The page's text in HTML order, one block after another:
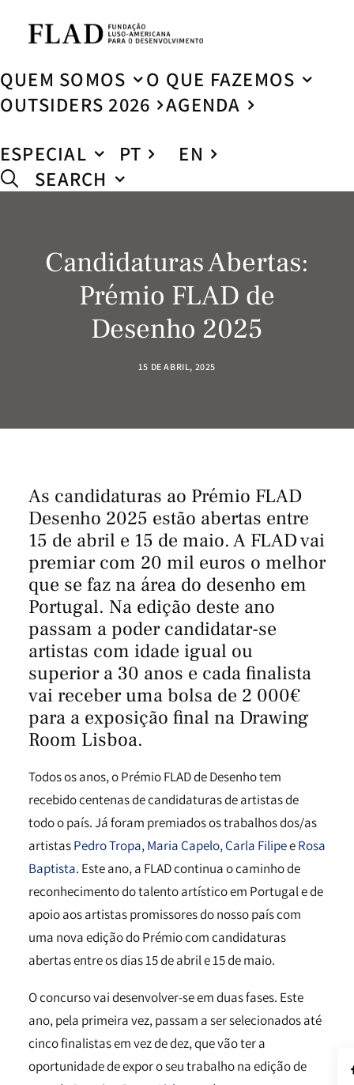
QUEM SOMOS
O QUE FAZEMOS
OUTSIDERS 2026
AGENDA
ESPECIAL
PT
EN
SEARCH
Candidaturas Abertas:
Prémio FLAD de
Desenho 2025
15 DE ABRIL, 2025
As candidaturas ao Prémio FLAD
Desenho 2025 estão abertas entre
15 de abril e 15 de maio. A FLAD vai
premiar com 20 mil euros o melhor
que se faz na área do desenho em
Portugal. Na edição deste ano
passam a poder candidatar-se
artistas com idade igual ou
superior a 30 anos e cada finalista
vai receber uma bolsa de 2 000€
para a exposição final na Drawing
Room Lisboa.
Todos os anos, o Prémio FLAD de Desenho tem
recebido centenas de candidaturas de artistas de
todo o país. Já foram premiados os trabalhos dos/as
artistasPedro Tropa,Maria Capelo,Carla FilipeeRosa
Baptista. Este ano, a FLAD continua o caminho de
reconhecimento do talento artístico em Portugal e de
apoio aos artistas promissores do nosso país com
uma nova edição do Prémio com candidaturas
abertas entre os dias 15 de abril e 15 de maio.
O concurso vai desenvolver-se em duas fases. Este
ano, pela primeira vez, passam a ser selecionados até
cinco finalistas em vez de dez, que vão ter a
oportunidade de expor o seu trabalho na edição de